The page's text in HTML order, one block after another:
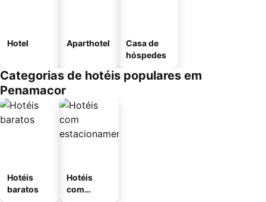
Hotel Aparthotel
Casa de
hóspedes
Categorias de hotéis populares em
Penamacor
Hotéis
baratos
Hotéis
com